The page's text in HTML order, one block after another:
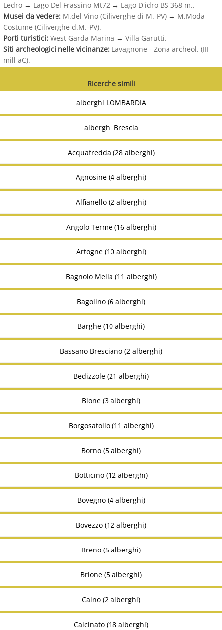
Ledro → Lago Del Frassino Mt72 → Lago D'idro BS 368 m..
Musei da vedere: M.del Vino (Ciliverghe di M.-PV) → M.Moda
Costume (Ciliverghe d.M.-PV).
Porti turistici: West Garda Marina → Villa Garutti.
Siti archeologici nelle vicinanze: Lavagnone - Zona archeol. (III
mill aC).
Ricerche simili
alberghi LOMBARDIA
alberghi Brescia
Acquafredda (28 alberghi)
Agnosine (4 alberghi)
Alfianello (2 alberghi)
Angolo Terme (16 alberghi)
Artogne (10 alberghi)
Bagnolo Mella (11 alberghi)
Bagolino (6 alberghi)
Barghe (10 alberghi)
Bassano Bresciano (2 alberghi)
Bedizzole (21 alberghi)
Bione (3 alberghi)
Borgosatollo (11 alberghi)
Borno (5 alberghi)
Botticino (12 alberghi)
Bovegno (4 alberghi)
Bovezzo (12 alberghi)
Breno (5 alberghi)
Brione (5 alberghi)
Caino (2 alberghi)
Calcinato (18 alberghi)